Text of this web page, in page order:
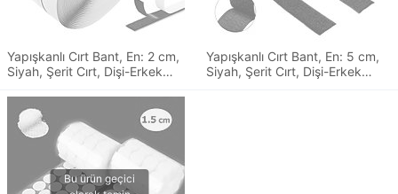
Yapışkanlı Cırt Bant, En: 2 cm,
Siyah, Şerit Cırt, Dişi-Erkek
Yapışkanlı Cırt Bant, En: 5 cm,
Siyah, Şerit Cırt, Dişi-Erkek